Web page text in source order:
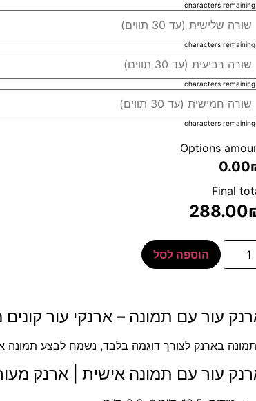
characters remaining
characters remaining
characters remaining
characters remaining
Options
Final
288.00
הוספה לסל
עור עם תמונה – ארנקי עור
בארנק לצורך דוגמה בלבד, נשמח לבצע
עור עם תמונה אישית | ארנק